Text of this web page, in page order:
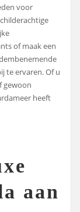
voor
of maak een
te ervaren. Of u
gewoon
heeft
aan